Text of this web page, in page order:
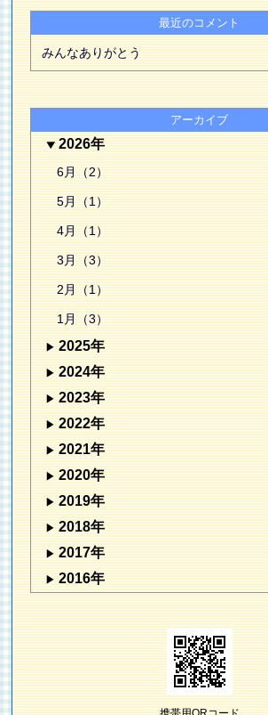
最近のコメント
みんなありがとう
アーカイブ
2026年
6月（2）
5月（1）
4月（1）
3月（3）
2月（1）
1月（3）
2025年
2024年
2023年
2022年
2021年
2020年
2019年
2018年
2017年
2016年